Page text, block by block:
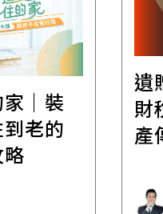
｜裝
老的
遺
財
產